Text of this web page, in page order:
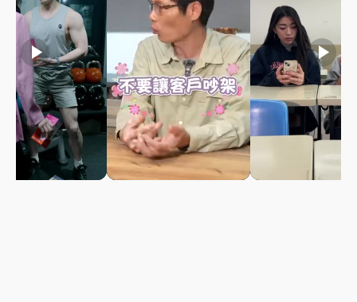
play_arrow play_arrow play_arrow